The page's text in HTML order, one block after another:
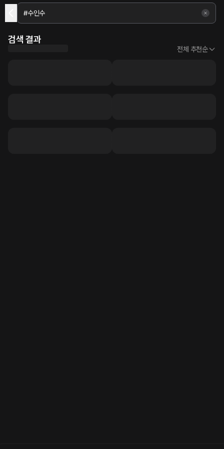
검색 결과
전체 추천순